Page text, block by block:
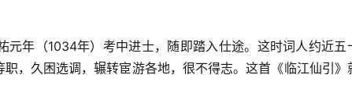
元年（1034年）考中进士，随即踏入仕途。这时词人约近五
，久困选调，辗转宦游各地，很不得志。这首《临江仙引》